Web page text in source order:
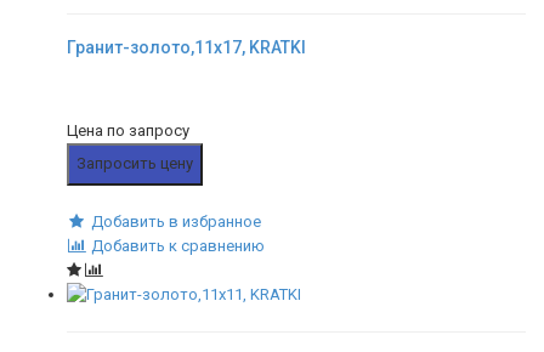
Гранит-золото,11x17, KRATKI
Цена по запросу
Запросить цену
Добавить в избранное
Добавить к сравнению